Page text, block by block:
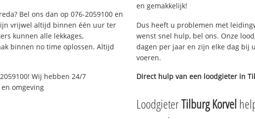
Bel ons dan op 076-2059100 en
vrijwel altijd binnen één uur ter
kunnen alle lekkages,
binnen no time oplossen. Altijd
Wij hebben 24/7
omgeving
en gemakkelijk!
Dus heeft u problemen met
wenst snel hulp, bel ons. Onze
dagen per jaar en zijn elke dag bij
voeren.
Direct hulp van een loodgieter in
LoodgieterTilburg Korvel